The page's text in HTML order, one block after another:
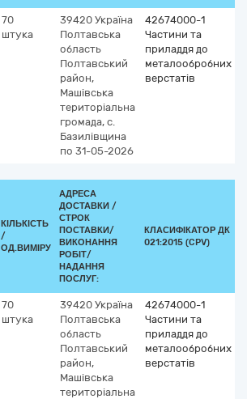
70
штука
39420 Україна
Полтавська
область
Полтавський
район,
Машівська
територіальна
громада, с.
Базилівщина
по 31-05-2026
42674000-1
Частини та
приладдя до
металообробних
верстатів
КІЛЬКІСТЬ
/
ОД.ВИМІРУ
АДРЕСА
ДОСТАВКИ /
СТРОК
ПОСТАВКИ/
ВИКОНАННЯ
РОБІТ/
НАДАННЯ
ПОСЛУГ:
КЛАСИФІКАТОР ДК
021:2015 (CPV)
70
штука
39420 Україна
Полтавська
область
Полтавський
район,
Машівська
територіальна
42674000-1
Частини та
приладдя до
металообробних
верстатів